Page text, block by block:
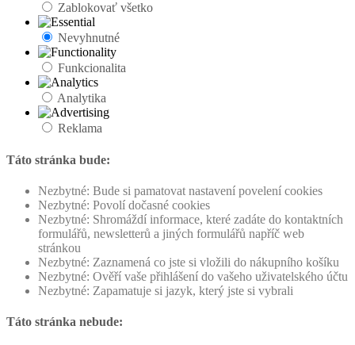
Zablokovať všetko
Nevyhnutné
Funkcionalita
Analytika
Reklama
Táto stránka bude:
Nezbytné: Bude si pamatovat nastavení povelení cookies
Nezbytné: Povolí dočasné cookies
Nezbytné: Shromáždí informace, které zadáte do kontaktních
formulářů, newsletterů a jiných formulářů napříč web
stránkou
Nezbytné: Zaznamená co jste si vložili do nákupního košíku
Nezbytné: Ověří vaše přihlášení do vašeho uživatelského účtu
Nezbytné: Zapamatuje si jazyk, který jste si vybrali
Táto stránka nebude: